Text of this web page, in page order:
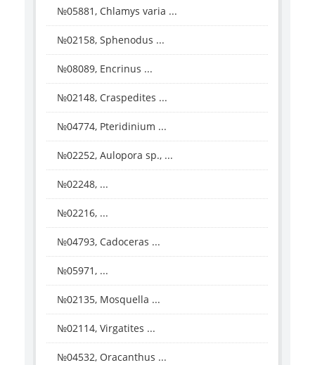
№05881, Chlamys varia ...
№02158, Sphenodus ...
№08089, Encrinus ...
№02148, Craspedites ...
№04774, Pteridinium ...
№02252, Aulopora sp., ...
№02248, ...
№02216, ...
№04793, Cadoceras ...
№05971, ...
№02135, Mosquella ...
№02114, Virgatites ...
№04532, Oracanthus ...